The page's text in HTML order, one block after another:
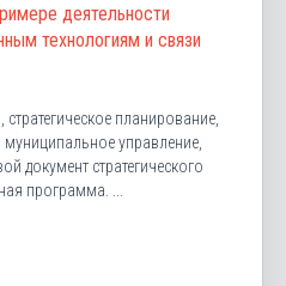
деятельности
технологиям и связи
стратегическое планирование,
муниципальное управление,
документ стратегического
программа. ...